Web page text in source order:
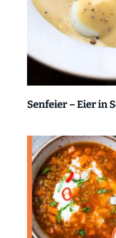
Senfeier – Eier in